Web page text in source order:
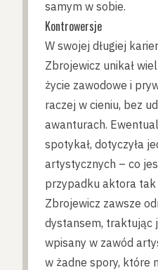
samym w sobie.
Kontrowersje
W swojej długiej
Zbrojewicz unikał
życie zawodowe i
raczej w cieniu, bez
awanturach.
spotykał, dotyczyła
artystycznych – co
przypadku aktora
Zbrojewicz zawsze
dystansem, traktując
wpisany w zawód
w żadne spory, które